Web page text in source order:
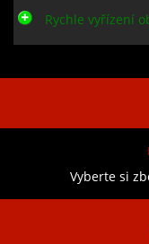
Rychle vyřízení
Vyberte si